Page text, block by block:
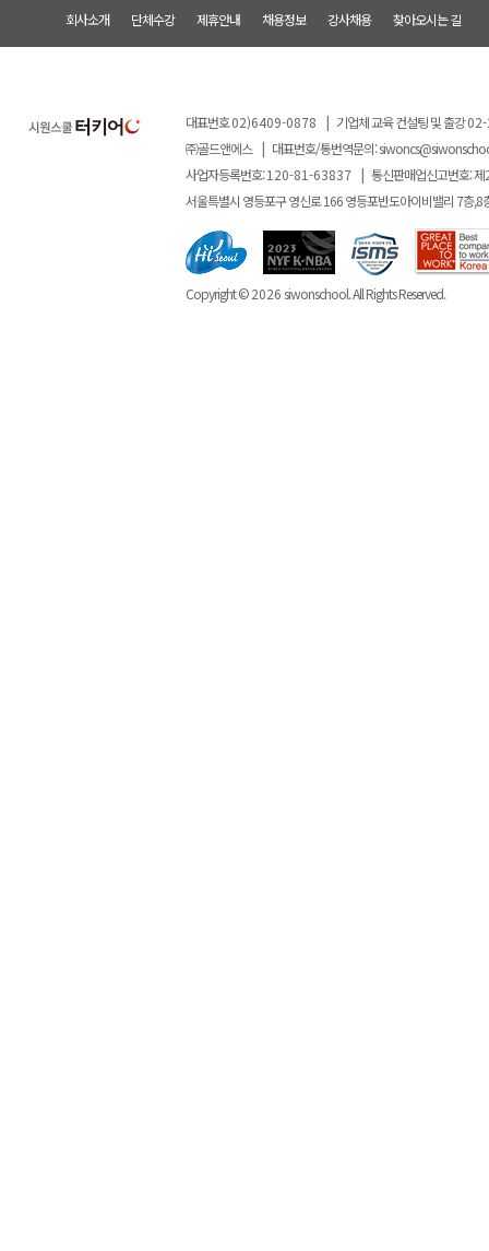
회사소개 단체수강 제휴안내 채용정보 강사채용 찾아오시는 길
대표번호02)6409-0878 | 기업체 교육 컨설팅 및 출강
㈜골드앤에스 | 대표번호/통번역문의:
사업자등록번호:120-81-63837 | 통신판매업신고번호: 제
서울특별시 영등포구 영신로 166 영등포반도아이비밸리 7층,8
Copyright ©2026siwonschool. All Rights Reserved.